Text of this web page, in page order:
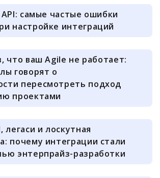
API: самые частые ошибки
настройке интеграций
что ваш Agile не работает:
говорят о
пересмотреть подход
проектами
легаси и лоскутная
почему интеграции стали
энтерпрайз-разработки